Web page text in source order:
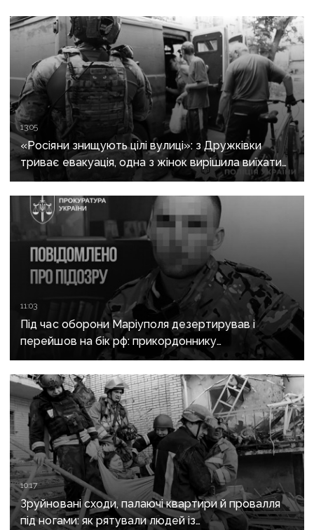
13:05
«Росіяни знищують цілі вулиці»: з Дружківки
триває евакуація, одна з жінок вирішила виїхати
після загибелі чоловіка
11:03
Під час оборони Маріуполя дезертирував і
перейшов на бік рф: прикордоннику
з «Азовсталі» повідомили про підозру
10:17
Зруйновані сходи, палаючі квартири й провалля
під ногами: як рятували людей із